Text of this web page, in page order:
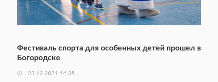
Фестиваль спорта для особенных детей прошел в
Богородске
23.12.2021 14:35